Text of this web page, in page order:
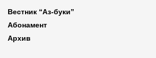
Вестник “Аз-буки”
Абонамент
Архив